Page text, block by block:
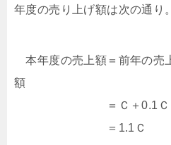
年度の売り上げ額は次の通り。
本年度の売上額＝前年の売
額
＝Ｃ＋0.1Ｃ
＝1.1Ｃ